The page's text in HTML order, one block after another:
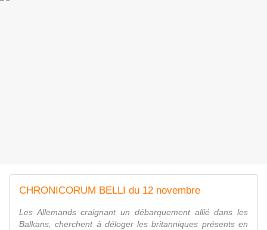
CHRONICORUM BELLI du 12 novembre
Les Allemands craignant un débarquement allié dans les
Balkans, cherchent à déloger les britanniques présents en